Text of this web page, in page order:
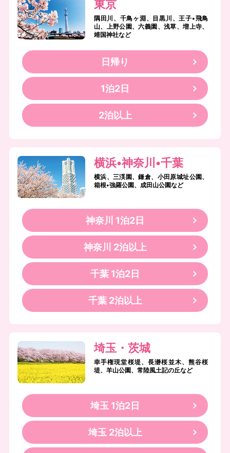
東京
隅田川、千鳥ヶ淵、目黒川、王子•飛鳥
山、上野公園、六義園、浅草、増上寺、
靖国神社など
日帰り
1泊2日
2泊以上
横浜•神奈川•千葉
横浜、三渓園、鎌倉、小田原城址公園、
箱根•強羅公園、成田山公園など
神奈川 1泊2日
神奈川 2泊以上
千葉 1泊2日
千葉 2泊以上
埼玉・茨城
幸手権現堂桜堤、長瀞桜並木、熊谷桜
堤、羊山公園、常陸風土記の丘など
埼玉 1泊2日
埼玉 2泊以上